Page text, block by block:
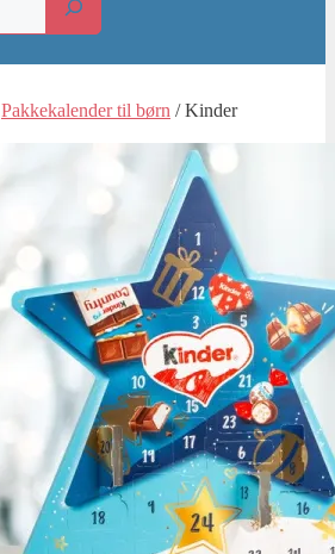
Pakkekalender til børn / Kinder